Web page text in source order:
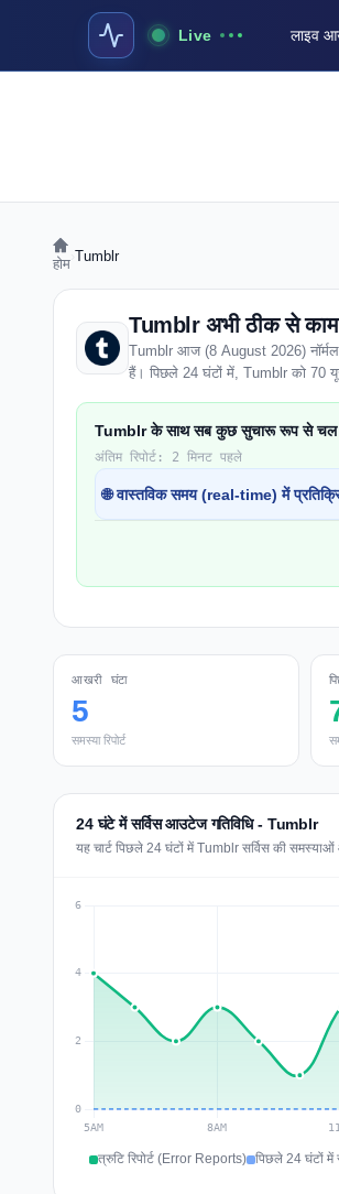
Live लाइव
होम Tumblr
Tumblr अभी ठीक से काम
Tumblr आज (8 August 2026) नॉर्मल
हैं। पिछले 24 घंटों में, Tumblr को 70
Tumblr के साथ सब कुछ सुचारू रूप से चल
अंतिम रिपोर्ट: 2 मिनट पहले
🌐 वास्तविक समय (real-time) में
आखरी घंटा
5
समस्या रिपोर्ट
24 घंटे में सर्विस आउटेज गतिविधि - Tumblr
यह चार्ट पिछले 24 घंटों में Tumblr सर्विस की समस्याओं
त्रुटि रिपोर्ट (Error Reports) पिछले 24 घंटों में